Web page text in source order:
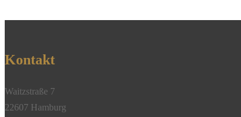
Kontakt
Waitzstraße 7
22607 Hamburg